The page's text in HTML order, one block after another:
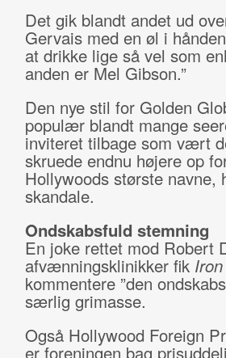
Det gik blandt andet ud
Gervais med en øl i
at drikke lige så vel som
anden er Mel Gibson.”
Den nye stil for Golden
populær blandt mange
inviteret tilbage som vært
skruede endnu højere op
Hollywoods største
skandale.
Ondskabsfuld stemning
En joke rettet mod Robert
afvænningsklinikker fik
kommentere ”den
særlig grimasse.
Også Hollywood Foreign
er foreningen bag